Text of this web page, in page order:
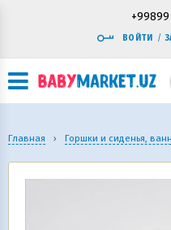
ВОЙТИ /
Главная › Горшки и сиденья,